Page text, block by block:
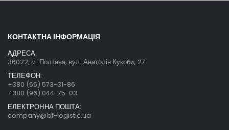
КОНТАКТНА ІНФОРМАЦІЯ
АДРЕСА:
36022, м. Полтава, вул. Анатолія Кукоби, 27
ТЕЛЕФОН:
+380 (66) 573-31-86
+380 (96) 044-75-03
ЕЛЕКТРОННА ПОШТА:
company@bf-logistic.ua